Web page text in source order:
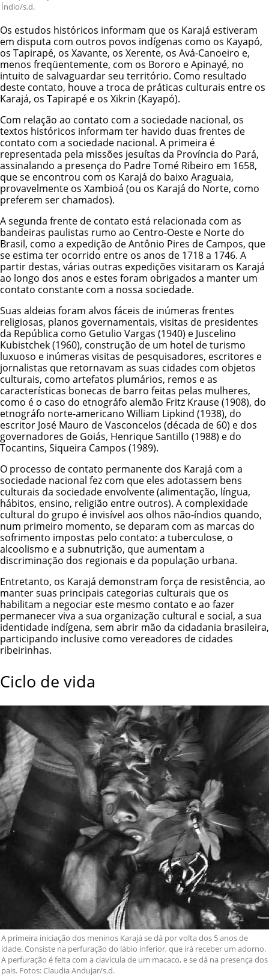
Índio/s.d.
Os estudos históricos informam que os Karajá estiveram
em disputa com outros povos indígenas como os Kayapó,
os Tapirapé, os Xavante, os Xerente, os Avá-Canoeiro e,
menos freqüentemente, com os Bororo e Apinayé, no
intuito de salvaguardar seu território. Como resultado
deste contato, houve a troca de práticas culturais entre os
Karajá, os Tapirapé e os Xikrin (Kayapó).
Com relação ao contato com a sociedade nacional, os
textos históricos informam ter havido duas frentes de
contato com a sociedade nacional. A primeira é
representada pela missões jesuítas da Província do Pará,
assinalando a presença do Padre Tomé Ribeiro em 1658,
que se encontrou com os Karajá do baixo Araguaia,
provavelmente os Xambioá (ou os Karajá do Norte, como
preferem ser chamados).
A segunda frente de contato está relacionada com as
bandeiras paulistas rumo ao Centro-Oeste e Norte do
Brasil, como a expedição de Antônio Pires de Campos, que
se estima ter ocorrido entre os anos de 1718 a 1746. A
partir destas, várias outras expedições visitaram os Karajá
ao longo dos anos e estes foram obrigados a manter um
contato constante com a nossa sociedade.
Suas aldeias foram alvos fáceis de inúmeras frentes
religiosas, planos governamentais, visitas de presidentes
da República como Getulio Vargas (1940) e Juscelino
Kubistchek (1960), construção de um hotel de turismo
luxuoso e inúmeras visitas de pesquisadores, escritores e
jornalistas que retornavam as suas cidades com objetos
culturais, como artefatos plumários, remos e as
características bonecas de barro feitas pelas mulheres,
como é o caso do etnográfo alemão Fritz Krause (1908), do
etnográfo norte-americano William Lipkind (1938), do
escritor José Mauro de Vasconcelos (década de 60) e dos
governadores de Goiás, Henrique Santillo (1988) e do
Tocantins, Siqueira Campos (1989).
O processo de contato permanente dos Karajá com a
sociedade nacional fez com que eles adotassem bens
culturais da sociedade envolvente (alimentação, língua,
hábitos, ensino, religião entre outros). A complexidade
cultural do grupo é invisível aos olhos não-índios quando,
num primeiro momento, se deparam com as marcas do
sofrimento impostas pelo contato: a tuberculose, o
alcoolismo e a subnutrição, que aumentam a
discriminação dos regionais e da população urbana.
Entretanto, os Karajá demonstram força de resistência, ao
manter suas principais categorias culturais que os
habilitam a negociar este mesmo contato e ao fazer
permanecer viva a sua organização cultural e social, a sua
identidade indígena, sem abrir mão da cidadania brasileira,
participando inclusive como vereadores de cidades
ribeirinhas.
Ciclo de vida
A primeira iniciação dos meninos Karajá se dá por volta dos 5 anos de
idade. Consiste na perfuração do lábio inferior, que irá receber um adorno.
A perfuração é feita com a clavícula de um macaco, e se dá na presença dos
pais. Fotos: Claudia Andujar/s.d.